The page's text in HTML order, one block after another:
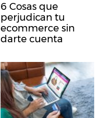
6 Cosas que
perjudican tu
ecommerce sin
darte cuenta